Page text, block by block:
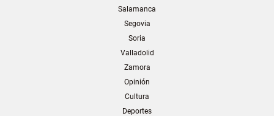
Salamanca
Segovia
Soria
Valladolid
Zamora
Opinión
Cultura
Deportes